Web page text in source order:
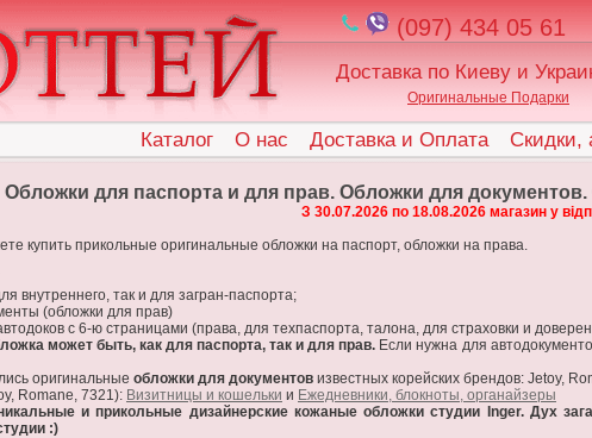
(097) 434 05 61
Доставка по Киеву и
Оригинальные Подарки
Каталог О нас Доставка и Оплата Скидки,
Обложки для паспорта и для прав. Обложки для документов.
З 30.07.2026 по 18.08.2026 магазин у
купить прикольные оригинальные обложки на паспорт, обложки на права.
внутреннего, так и для загран-паспорта;
(обложки для прав)
с 6-ю страницами (права, для техпаспорта, талона, для страховки и
может быть, как для паспорта, так и для прав. Если нужна для
оригинальные обложки для документов известных корейских брендов: Jetoy,
Romane, 7321): Визитницы и кошельки и Ежедневники, блокноты, органайзеры
и прикольные дизайнерские кожаные обложки студии Inger. Дух
:)